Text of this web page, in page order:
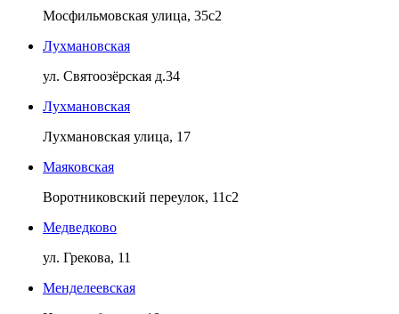
Мосфильмовская улица, 35с2
Лухмановская
ул. Святоозёрская д.34
Лухмановская
Лухмановская улица, 17
Маяковская
Воротниковский переулок, 11с2
Медведково
ул. Грекова, 11
Менделеевская